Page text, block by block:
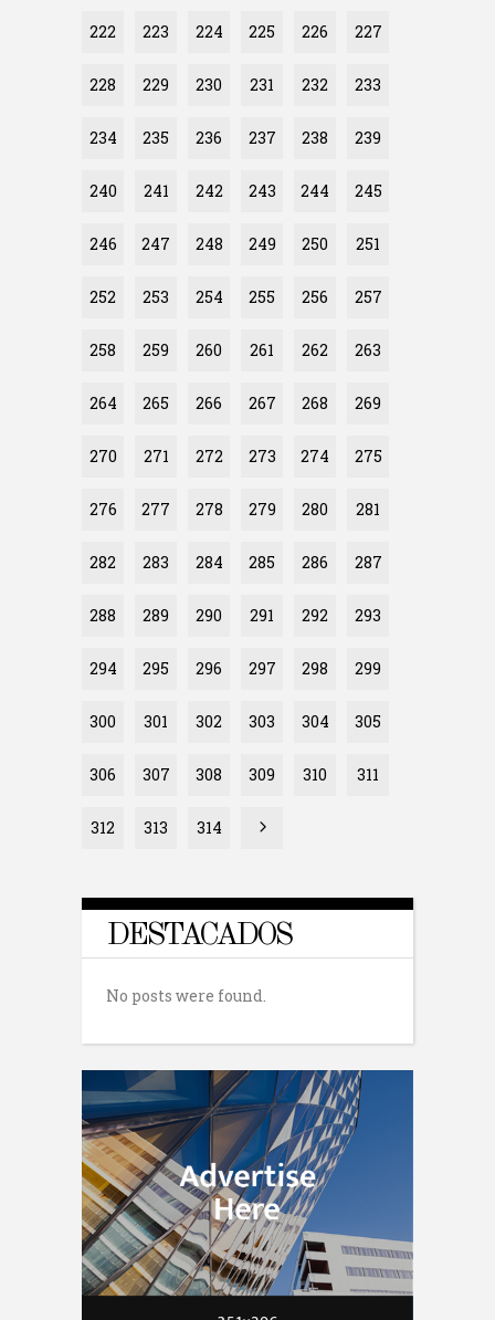
222 223 224 225 226 227
228 229 230 231 232 233
234 235 236 237 238 239
240 241 242 243 244 245
246 247 248 249 250 251
252 253 254 255 256 257
258 259 260 261 262 263
264 265 266 267 268 269
270 271 272 273 274 275
276 277 278 279 280 281
282 283 284 285 286 287
288 289 290 291 292 293
294 295 296 297 298 299
300 301 302 303 304 305
306 307 308 309 310 311
312 313 314
DESTACADOS
No posts were found.